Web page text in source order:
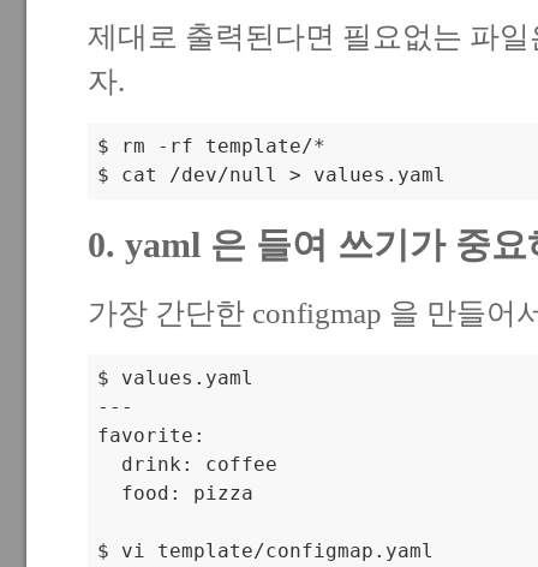
제대로 출력된다면 필요없는 파
자.
$ rm -rf template/*
$ cat /dev/null > values.yaml
0. yaml 은 들여 쓰기가 중요
가장 간단한 configmap 을 만들어
$ values.yaml
---
favorite:
  drink: coffee
  food: pizza
$ vi template/configmap.yaml